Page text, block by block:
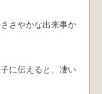
さやかな出来事か
に伝えると、凄い